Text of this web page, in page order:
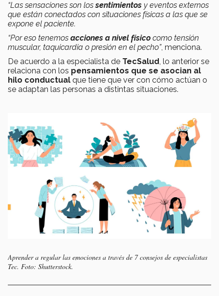
“Las sensaciones son lossentimientos y eventos externos
que están conectados con situaciones físicas a las que se
expone el paciente.
“Por eso tenemos acciones a nivel físico como tensión
muscular, taquicardia o presión en el pecho”, menciona.
De acuerdo a la especialista de TecSalud, lo anterior se
relaciona con los pensamientos que se asocian al
hilo conductual que tiene que ver con cómo actúan o
se adaptan las personas a distintas situaciones.
Aprender a regular las emociones a través de 7 consejos de especialistas
Tec. Foto: Shutterstock.